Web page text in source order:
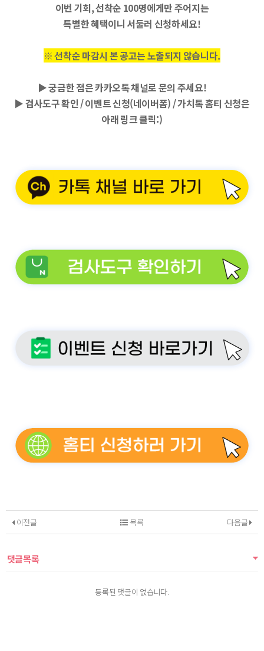
이번 기회,선착순 100명에게만 주어지는
특별한 혜택이니 서둘러 신청하세요!
※ 선착순 마감시 본 공고는 노출되지 않습니다.
▶ 궁금한 점은 카카오톡 채널로 문의 주세요!
▶검사도구 확인 / 이벤트 신청(네이버폼) /가치톡 홈티 신청은
아래 링크 클릭:)
이전글 다음글
목록
댓글목록
등록된 댓글이 없습니다.